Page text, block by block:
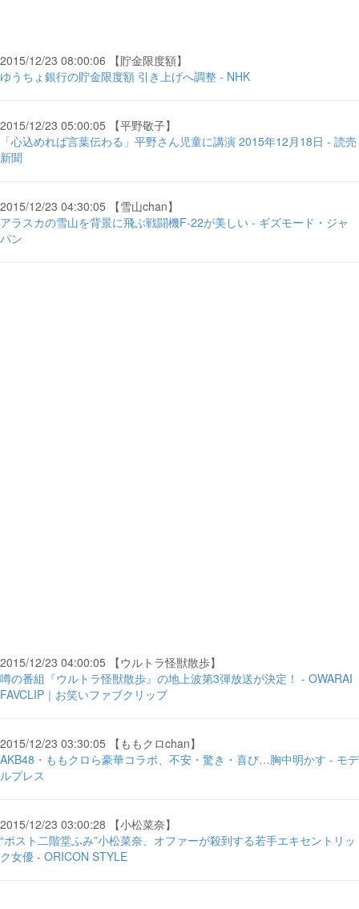
2015/12/23 08:00:06 【貯金限度額】
ゆうちょ銀行の貯金限度額 引き上げへ調整 - NHK
2015/12/23 05:00:05 【平野敬子】
「心込めれば言葉伝わる」平野さん児童に講演 2015年12月18日 - 読売
新聞
2015/12/23 04:30:05 【雪山chan】
アラスカの雪山を背景に飛ぶ戦闘機F-22が美しい - ギズモード・ジャ
パン
2015/12/23 04:00:05 【ウルトラ怪獣散歩】
噂の番組『ウルトラ怪獣散歩』の地上波第3弾放送が決定！ - OWARAI
FAVCLIP｜お笑いファブクリップ
2015/12/23 03:30:05 【ももクロchan】
AKB48・ももクロら豪華コラボ、不安・驚き・喜び…胸中明かす - モデ
ルプレス
2015/12/23 03:00:28 【小松菜奈】
“ポスト二階堂ふみ”小松菜奈、オファーが殺到する若手エキセントリッ
ク女優 - ORICON STYLE